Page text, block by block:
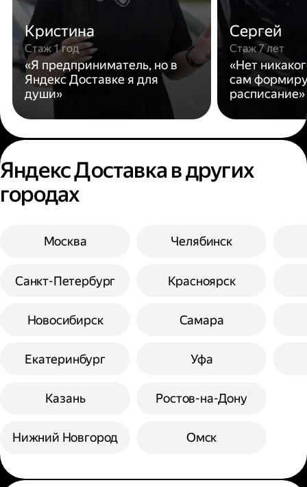
Кристина
Стаж 1 год
«Я предприниматель, но в
Яндекс Доставке я для
души»
Сергей
Стаж 7 лет
«Нет
сам
расписание»
Яндекс Доставка в других
городах
Москва
Санкт-Петербург
Новосибирск
Екатеринбург
Казань
Нижний Новгород
Челябинск
Красноярск
Самара
Уфа
Ростов-на-Дону
Омск